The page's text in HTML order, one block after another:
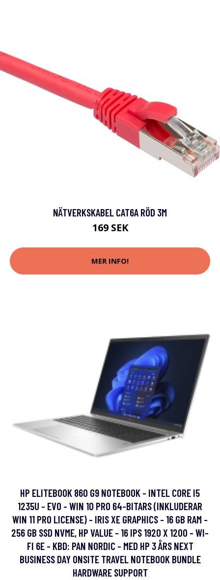
NÄTVERKSKABEL CAT6A RÖD 3M
169 SEK
MER INFO!
HP ELITEBOOK 860 G9 NOTEBOOK - INTEL CORE I5
1235U - EVO - WIN 10 PRO 64-BITARS (INKLUDERAR
WIN 11 PRO LICENSE) - IRIS XE GRAPHICS - 16 GB RAM -
256 GB SSD NVME, HP VALUE - 16 IPS 1920 X 1200 - WI-
FI 6E - KBD: PAN NORDIC - MED HP 3 ÅRS NEXT
BUSINESS DAY ONSITE TRAVEL NOTEBOOK BUNDLE
HARDWARE SUPPORT